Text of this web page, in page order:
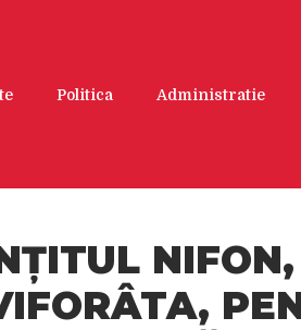
Politica Administratie